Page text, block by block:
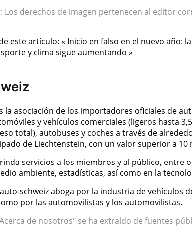
Los derechos de imagen pertenecen al editor
este artículo: « Inicio en falso en el nuevo año:
y clima sigue aumentando »
la asociación de los importadores oficiales de
y vehículos comerciales (ligeros hasta
total), autobuses y coches a través de
de Liechtenstein, con un valor superior a
servicios a los miembros y al público, entre
ambiente, estadísticas, así como en la
schweiz aboga por la industria de vehículos
por las automovilistas y los automovilistas.
de nosotros" se ha extraído de fuentes